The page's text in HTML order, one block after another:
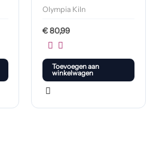
Olympia Kiln
€80,99
Toevoegen aan
winkelwagen